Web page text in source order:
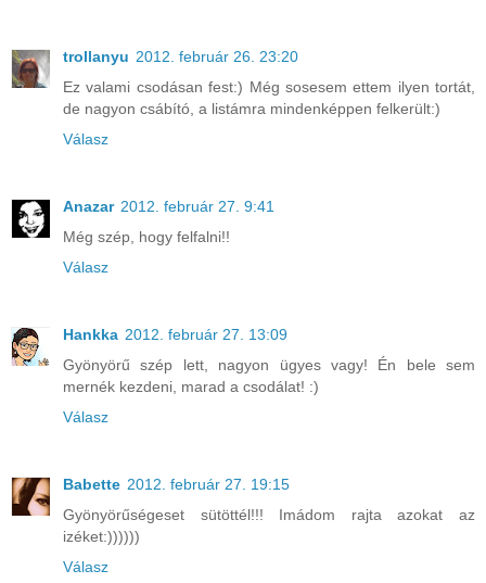
trollanyu 2012. február 26. 23:20
Ez valami csodásan fest:) Még sosesem ettem ilyen tortát,
de nagyon csábító, a listámra mindenképpen felkerült:)
Válasz
Anazar 2012. február 27. 9:41
Még szép, hogy felfalni!!
Válasz
Hankka 2012. február 27. 13:09
Gyönyörű szép lett, nagyon ügyes vagy! Én bele sem
mernék kezdeni, marad a csodálat! :)
Válasz
Babette 2012. február 27. 19:15
Gyönyörűségeset sütöttél!!! Imádom rajta azokat az
izéket:))))))
Válasz